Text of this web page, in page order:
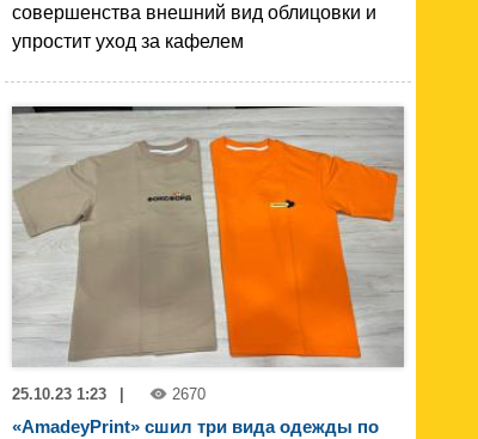
совершенства внешний вид облицовки и
упростит уход за кафелем
25.10.23 1:23 2670
«AmadeyPrint» сшил три вида одежды по